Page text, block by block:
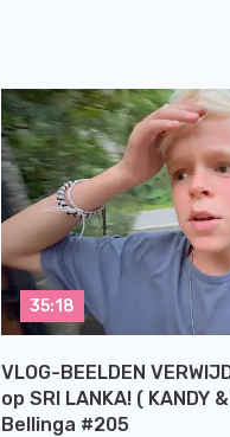
VLOG-BEELDEN
op SRI LANKA! ( KANDY
Bellinga #205
35:18